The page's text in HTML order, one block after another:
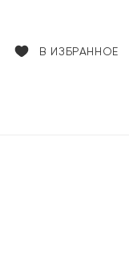
В ИЗБРАННОЕ